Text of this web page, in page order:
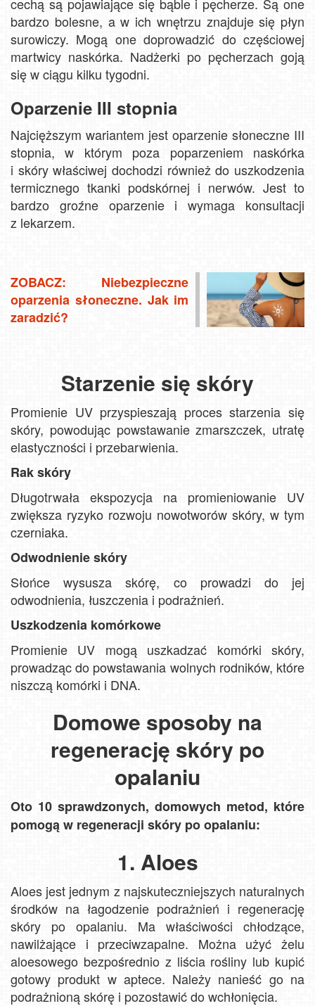
bardzo bolesne, a w ich wnętrzu znajduje się płyn
surowiczy. Mogą one doprowadzić do częściowej
martwicy naskórka. Nadżerki po pęcherzach goją
się w ciągu kilku tygodni.
Oparzenie III stopnia
Najcięższym wariantem jest oparzenie słoneczne III
stopnia, w którym poza poparzeniem naskórka
i skóry właściwej dochodzi również do uszkodzenia
termicznego tkanki podskórnej i nerwów. Jest to
bardzo groźne oparzenie i wymaga konsultacji
z lekarzem.
ZOBACZ: Niebezpieczne
oparzenia słoneczne. Jak im
zaradzić?
Starzenie się skóry
Promienie UV przyspieszają proces starzenia się
skóry, powodując powstawanie zmarszczek, utratę
elastyczności i przebarwienia.
Rak skóry
Długotrwała ekspozycja na promieniowanie UV
zwiększa ryzyko rozwoju nowotworów skóry, w tym
czerniaka.
Odwodnienie skóry
Słońce wysusza skórę, co prowadzi do jej
odwodnienia, łuszczenia i podrażnień.
Uszkodzenia komórkowe
Promienie UV mogą uszkadzać komórki skóry,
prowadząc do powstawania wolnych rodników, które
niszczą komórki i DNA.
Domowe sposoby na
regenerację skóry po
opalaniu
Oto 10 sprawdzonych, domowych metod, które
pomogą w regeneracji skóry po opalaniu:
1. Aloes
Aloes jest jednym z najskuteczniejszych naturalnych
środków na łagodzenie podrażnień i regenerację
skóry po opalaniu. Ma właściwości chłodzące,
nawilżające i przeciwzapalne. Można użyć żelu
aloesowego bezpośrednio z liścia rośliny lub kupić
gotowy produkt w aptece. Należy nanieść go na
podrażnioną skórę i pozostawić do wchłonięcia.